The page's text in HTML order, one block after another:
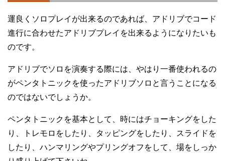
運良くソロプレイが出来るのであれば、アドリブでコード
進行に合わせたアドリブプレイを出来るようになりたいも
のです。
アドリブでソロを演奏する際には、やはり一番使われるの
がペンタトニックを使ったアドリブソロと言うことになる
のではないでしょうか。
ペンタトニックを基本として、時にはチョーキングをした
り、トレモロをしたり、タッピングをしたり、スライドを
したり、ハンマリングやプリングオフをして、場をしっか